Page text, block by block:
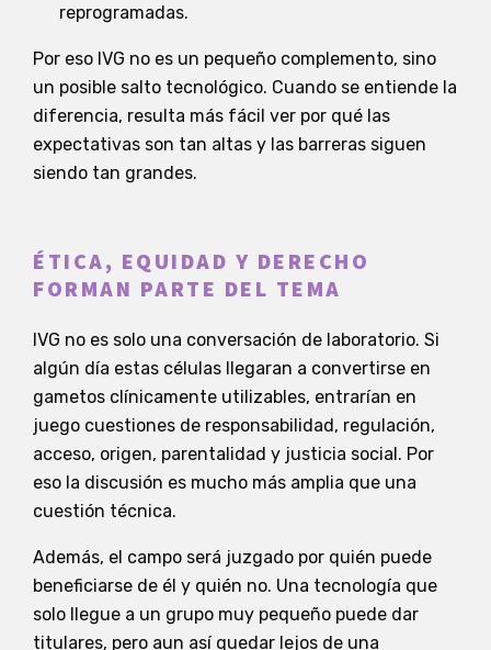
reprogramadas.
Por eso IVG no es un pequeño complemento, sino
un posible salto tecnológico. Cuando se entiende la
diferencia, resulta más fácil ver por qué las
expectativas son tan altas y las barreras siguen
siendo tan grandes.
ÉTICA, EQUIDAD Y DERECHO
FORMAN PARTE DEL TEMA
IVG no es solo una conversación de laboratorio. Si
algún día estas células llegaran a convertirse en
gametos clínicamente utilizables, entrarían en
juego cuestiones de responsabilidad, regulación,
acceso, origen, parentalidad y justicia social. Por
eso la discusión es mucho más amplia que una
cuestión técnica.
Además, el campo será juzgado por quién puede
beneficiarse de él y quién no. Una tecnología que
solo llegue a un grupo muy pequeño puede dar
titulares, pero aun así quedar lejos de una